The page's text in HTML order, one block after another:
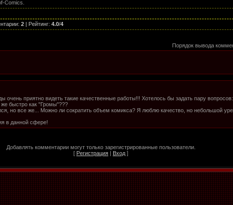
Comics.
: 2 | Рейтинг: 4.0/4
Порядок вывода
очень приятно видеть такие качественные работы!!! Хотелось бы задать пару вопросов:
же быстро как "Громы"???
но все же... Можно ли сократить объем комикса? Я люблю качество, но небольшой
в данной сфере!
Добавлять комментарии могут только зарегистрированные пользователи.
[ Регистрация | Вход ]